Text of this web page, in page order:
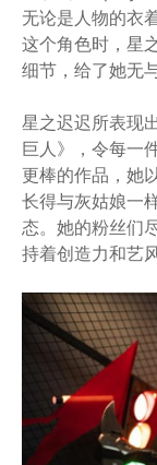
无论是人物的衣
这个角色时，星
细节，给了她无
星之迟迟所表现
巨人》，令每一
更棒的作品，她
长得与灰姑娘一
态。她的粉丝们
持着创造力和艺风